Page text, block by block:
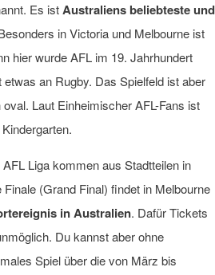
Es istAustraliens beliebteste und
in Victoria und Melbourne ist
hier wurde AFL im 19. Jahrhundert
an Rugby. Das Spielfeld ist aber
Laut Einheimischer AFL-Fans ist
Liga kommen aus Stadtteilen in
(Grand Final) findet in Melbourne
in Australien. Dafür Tickets
Du kannst aber ohne
Spiel über die von März bis